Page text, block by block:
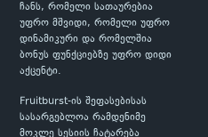
ჩანს, რომელი სათაურებია
უფრო მშვიდი, რომელი უფრო
დინამიკური და რომელშია
ბონუს ფუნქციებზე უფრო დიდი
აქცენტი.
Fruitburst-ის შეფასებისას
სასარგებლოა რამდენიმე
მოკლე სესიის ჩატარება